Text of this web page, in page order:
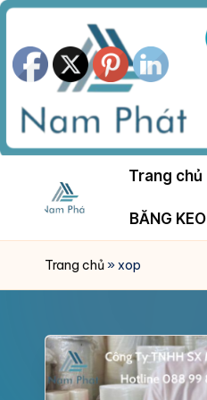
Skip
to
M
Ú
X
Ố
Ty
Tnhh
Xuất
Mút
Xốp
Trang chủ
BĂNG KEO
Trang chủ»xop